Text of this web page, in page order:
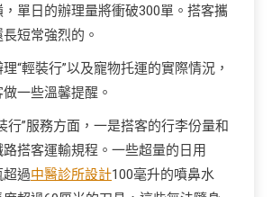
單日的辦理量將衝破300單。搭客攜
短常強烈的。
“輕裝行”以及寵物托運的實際情況，
一些溫馨提醒。
行”服務方面，一是搭客的行李份量和
搭客運輸規程。一些超量的日用
超過中醫診所設計100毫升的噴鼻水